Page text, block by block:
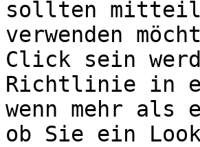
sollten
verwenden
Click sein
Richtlinie in
wenn mehr
ob Sie ein